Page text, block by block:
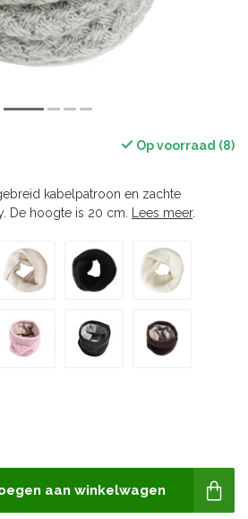
Op voorraad (8)
kabelpatroon en zachte
De hoogte is 20 cm.
Lees meer.
aan winkelwagen